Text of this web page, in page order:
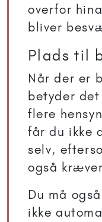
overfor
bliver
Plads til
Når der er
betyder
flere
får du ikke
selv,
også
Du må
ikke